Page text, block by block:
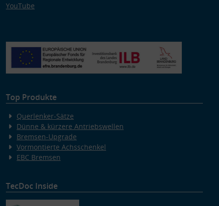
YouTube
Top Produkte
Querlenker-Sätze
Dünne & kürzere Antriebswellen
Bremsen-Upgrade
Vormontierte Achsschenkel
EBC Bremsen
TecDoc Inside